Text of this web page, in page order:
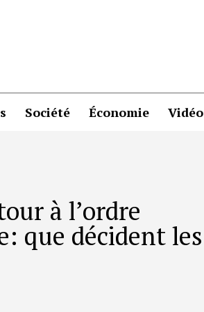
Société Économie Vidéo
à l’ordre
que décident les